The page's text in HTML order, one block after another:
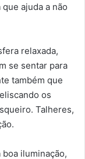
ajuda a não
relaxada,
se sentar para
também que
os
Talheres,
iluminação,